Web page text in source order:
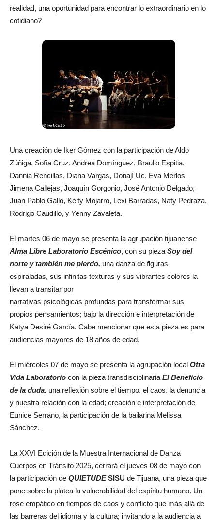
realidad, una oportunidad para encontrar lo extraordinario en lo
cotidiano?
Una creación de Iker Gómez con la participación de Aldo
Zúñiga, Sofía Cruz, Andrea Domínguez, Braulio Espitia,
Dannia Rencillas, Diana Vargas, Donají Uc, Eva Merlos,
Jimena Callejas, Joaquín Gorgonio, José Antonio Delgado,
Juan Pablo Gallo, Keity Mojarro, Lexi Barradas, Naty Pedraza,
Rodrigo Caudillo, y Yenny Zavaleta.
El martes 06 de mayo se presenta la agrupación tijuanense
Alma Libre Laboratorio Escénico, con su pieza Soy del
norte y también me pierdo, una danza de figuras
espiraladas, sus infinitas texturas y sus vibrantes colores la
llevan a transitar por
narrativas psicológicas profundas para transformar sus
propios pensamientos; bajo la dirección e interpretación de
Katya Desiré García. Cabe mencionar que esta pieza es para
audiencias mayores de 18 años de edad.
El miércoles 07 de mayo se presenta la agrupación local Otra
Vida Laboratorio con la pieza transdisciplinaria El Beneficio
de la duda, una reflexión sobre el tiempo, el caos, la denuncia
y nuestra relación con la edad; creación e interpretación de
Eunice Serrano, la participación de la bailarina Melissa
Sánchez.
La XXVI Edición de la Muestra Internacional de Danza
Cuerpos en Tránsito 2025, cerrará el jueves 08 de mayo con
la participación de QUIETUDESISU de Tijuana, una pieza que
pone sobre la platea la vulnerabilidad del espíritu humano. Un
rose empático en tiempos de caos y conflicto que más allá de
las barreras del idioma y la cultura; invitando a la audiencia a